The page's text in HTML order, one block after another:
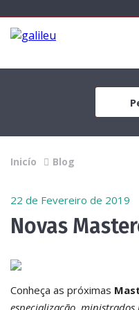
Inicío Blog
22 de Fevereiro de 2019
Novas
Conheça as próximas
especialização,